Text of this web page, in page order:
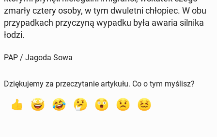
zmarły cztery osoby, w tym dwu­let­ni chło­piec. W obu
przy­pad­kach przy­czy­ną wypadku była awaria silnika
łodzi.
PAP / Jagoda Sowa
Dziękujemy za przeczytanie artykułu. Co o tym myślisz?